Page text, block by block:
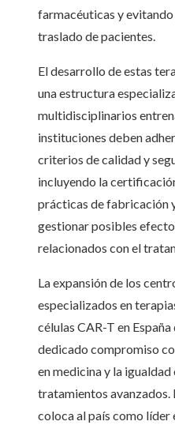
farmacéuticas y
traslado de pacientes.
El desarrollo de estas
una estructura
multidisciplinarios
instituciones deben
criterios de calidad y
incluyendo la
prácticas de fabricación
gestionar posibles
relacionados con el
La expansión de los
especializados en
células CAR-T en
dedicado compromiso
en medicina y la igualdad
tratamientos avanzados.
coloca al país como líder